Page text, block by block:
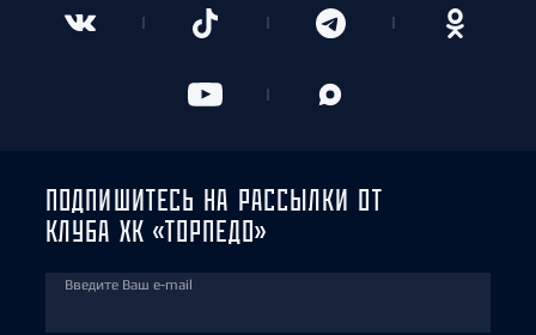
ПОДПИШИТЕСЬ НА РАССЫЛКИ ОТ
КЛУБА ХК «ТОРПЕДО»
Введите Ваш e-mail